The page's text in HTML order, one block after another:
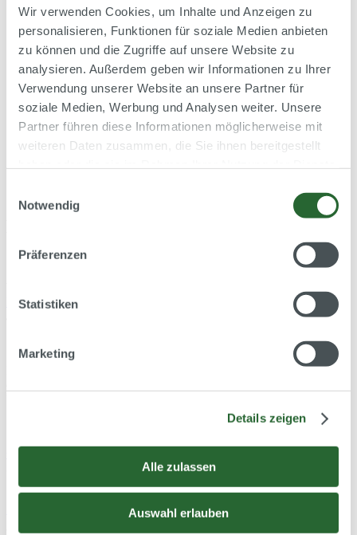
Wir verwenden Cookies, um Inhalte und Anzeigen zu
personalisieren, Funktionen für soziale Medien anbieten
zu können und die Zugriffe auf unsere Website zu
analysieren. Außerdem geben wir Informationen zu Ihrer
Verwendung unserer Website an unsere Partner für
soziale Medien, Werbung und Analysen weiter. Unsere
Partner führen diese Informationen möglicherweise mit
weiteren Daten zusammen, die Sie ihnen bereitgestellt
Notwendig
Präferenzen
Statistiken
Marketing
Details zeigen
Alle zulassen
Auswahl erlauben
Tel:: +43 (0) 316 393188
Anfrage
EN
CMFF 2022 Budapest
30.August - 02. September | Radisson Blu
Fluid Flow CMFF’22
Insights into the Flow
Der Beitrag geht darauf ein, wie mittels numerischer Simulation an
Conference on Modelling Fluid Flow - CMFF‘22
30. August – 2. September 2022 | Budapest, Ungarn
Radisson Blu Béke Hotel